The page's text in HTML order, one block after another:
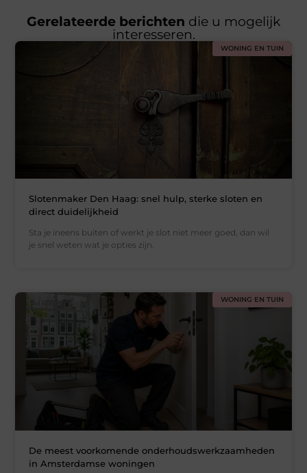
Gerelateerde berichten die u mogelijk
interesseren.
WONING EN TUIN
Slotenmaker Den Haag: snel hulp, sterke sloten en
direct duidelijkheid
Sta je ineens buiten of werkt je slot niet meer goed, dan wil
je snel weten wat je opties zijn.
WONING EN TUIN
De meest voorkomende onderhoudswerkzaamheden
in Amsterdamse woningen